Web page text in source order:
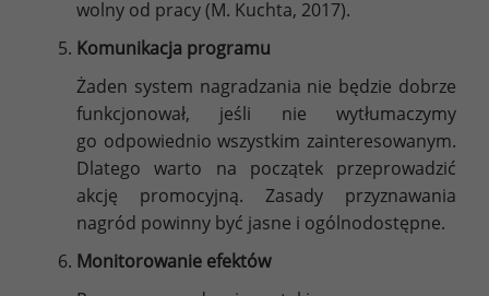
wolny od pracy (M. Kuchta, 2017).
Komunikacja programu
Żaden system nagradzania nie będzie dobrze
funkcjonował, jeśli nie wytłumaczymy
go odpowiednio wszystkim zainteresowanym.
Dlatego warto na początek przeprowadzić
akcję promocyjną. Zasady przyznawania
nagród powinny być jasne i ogólnodostępne.
Monitorowanie efektów